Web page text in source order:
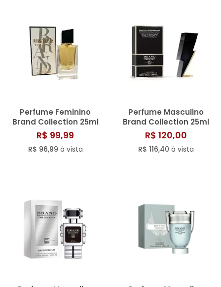
Perfume Feminino
Brand Collection 25ml
N° 159/816
R$ 99,99
R$ 96,99 à vista
Perfume Masculino
Brand Collection 25ml
N° 181/817
R$ 120,00
R$ 116,40 à vista